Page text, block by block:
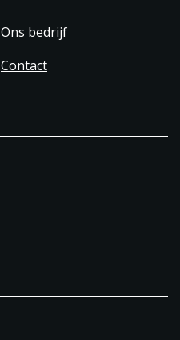
Ons bedrijf
Contact